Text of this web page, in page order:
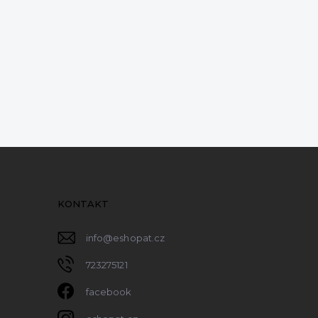
KONTAKT
info@eshopat.cz
723275121
facebook